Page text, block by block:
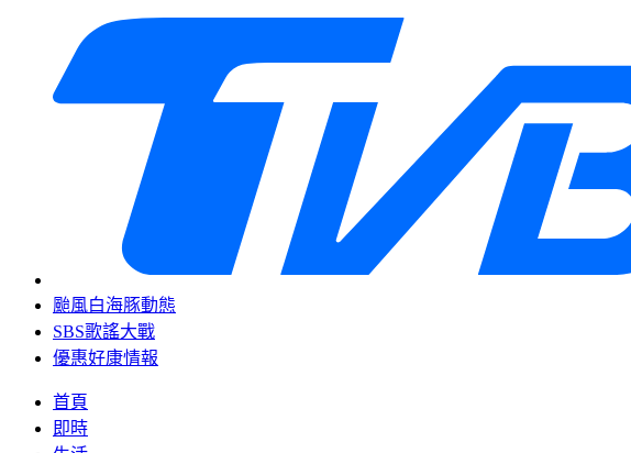
颱風白海豚動態
SBS歌謠大戰
優惠好康情報
首頁
即時